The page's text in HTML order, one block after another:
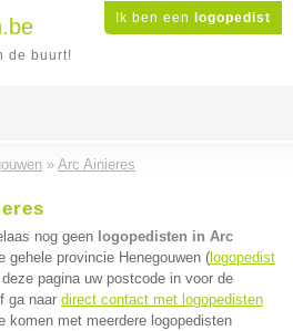
Ik ben een logopedist
de buurt!
» Arc Ainieres
nog geen logopedisten in Arc
gehele provincie Henegouwen ( logopedist
pagina uw postcode in voor de
ga naar direct contact met logopedisten
komen met meerdere logopedisten